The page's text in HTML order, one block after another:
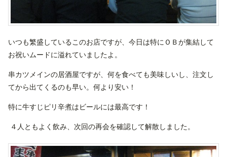
いつも繁盛しているこのお店ですが、今日は特にＯＢが集結して
お祝いムードに溢れていましたよ。
串カツメインの居酒屋ですが、何を食べても美味しいし、注文し
てから出てくるのも早い。何より安い！
特に牛すじピリ辛煮はビールには最高です！
４人ともよく飲み、次回の再会を確認して解散しました。